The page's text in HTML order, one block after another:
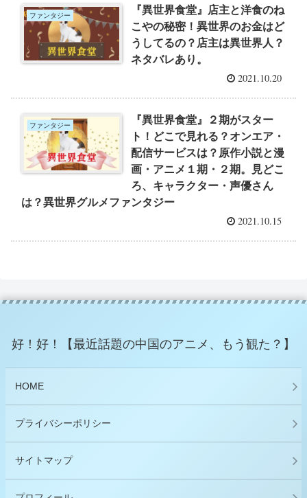
ファンタジー
『異世界食堂』店主と洋食のね
こやの秘密！異世界のお金はど
うしてるの？店主は異世界人？
ネタバレあり。
2021.10.20
ファンタジー
『異世界食堂』２期がスター
ト！どこで見れる？オンエア・
配信サービスは？原作小説と漫
画・アニメ１期・２期。見どこ
ろ、キャラクター・声優さん
は？異世界グルメファンタジー
2021.10.15
好！好！【最近話題の中国のアニメ、もう観た？】
HOME
プライバシーポリシー
サイトマップ